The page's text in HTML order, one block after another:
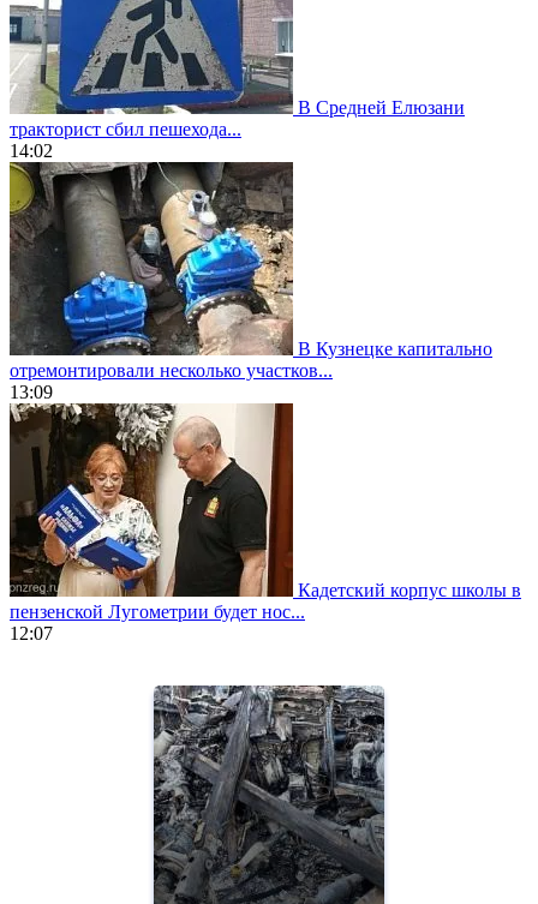
В Средней Елюзани
тракторист сбил пешехода...
14:02
В Кузнецке капитально
отремонтировали несколько участков...
13:09
Кадетский корпус школы в
пензенской Лугометрии будет нос...
12:07
https://gradewatches.to/